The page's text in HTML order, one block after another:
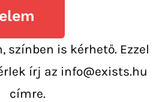
színben is kérhető. Ezzel
írj az info@exists.hu
címre.